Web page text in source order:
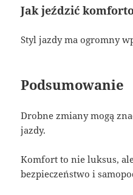
Jak jeździć
Styl jazdy ma ogromny
Podsumowanie
Drobne zmiany mogą
jazdy.
Komfort to nie luksus,
bezpieczeństwo i